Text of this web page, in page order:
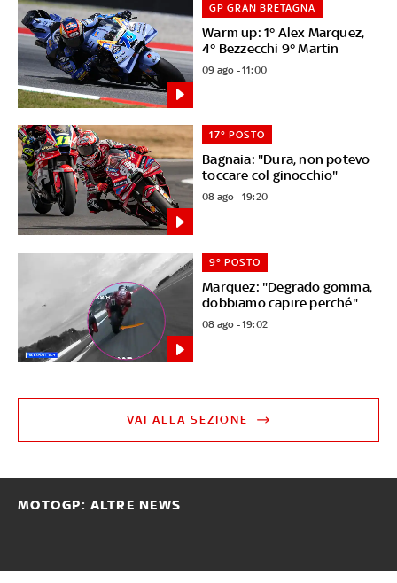
Warm up: 1° Alex Marquez,
4° Bezzecchi 9° Martin
GP GRAN BRETAGNA
09 ago - 11:00
Bagnaia: "Dura, non potevo
toccare col ginocchio"
17° POSTO
08 ago - 19:20
Marquez: "Degrado gomma,
dobbiamo capire perché"
9° POSTO
08 ago - 19:02
VAI ALLA SEZIONE
MOTOGP: ALTRE NEWS